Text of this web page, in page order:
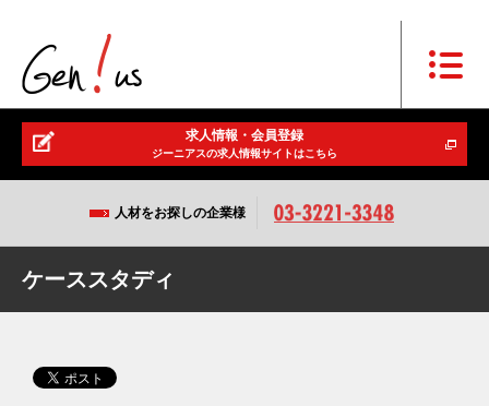
求人情報・会員登録
ジーニアスの求人情報サイトはこちら
人材をお探しの企業様
ケーススタディ